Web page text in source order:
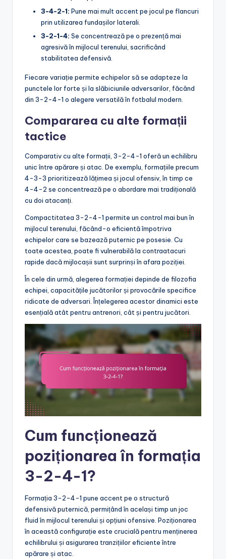
3-4-2-1: Pune mai mult accent pe jocul pe flancuri
prin utilizarea fundașilor laterali.
3-2-1-4: Se concentrează pe o prezență mai
agresivă în mijlocul terenului, sacrificând
stabilitatea defensivă.
Fiecare variație permite echipelor să se adapteze la
punctele lor forte și la slăbiciunile adversarilor, făcând
din 3-2-4-1 o alegere versatilă în fotbalul modern.
Compararea cu alte formații
tactice
Comparativ cu alte formații, 3-2-4-1 oferă un echilibru
unic între apărare și atac. De exemplu, formațiile precum
4-3-3 prioritizează lățimea și jocul ofensiv, în timp ce
4-4-2 se concentrează pe o abordare mai tradițională
cu doi atacanți.
Compactitatea 3-2-4-1 permite un control mai bun în
mijlocul terenului, făcând-o eficientă împotriva
echipelor care se bazează puternic pe posesie. Cu
toate acestea, poate fi vulnerabilă la contraatacuri
rapide dacă mijlocașii sunt surprinși în afara poziției.
În cele din urmă, alegerea formației depinde de filozofia
echipei, capacitățile jucătorilor și provocările specifice
ridicate de adversari. Înțelegerea acestor dinamici este
esențială atât pentru antrenori, cât și pentru jucători.
Cum funcționează
poziționarea în formația
3-2-4-1?
Formația 3-2-4-1 pune accent pe o structură
defensivă puternică, permițând în același timp un joc
fluid în mijlocul terenului și opțiuni ofensive. Poziționarea
în această configurație este crucială pentru menținerea
echilibrului și asigurarea tranzițiilor eficiente între
apărare și atac.